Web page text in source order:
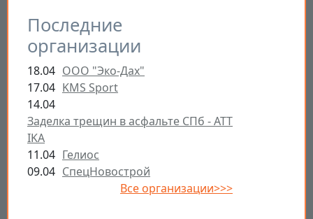
Последние
организации
18.04 ООО "Эко-Дах"
17.04 KMS Sport
14.04
Заделка трещин в асфальте СПб - ATT
IKA
11.04 Гелиос
09.04 СпецНовострой
Все организации>>>